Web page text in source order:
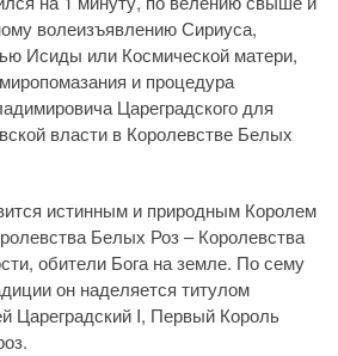
волеизъявлению Сириуса,
Исиды или Космической матери,
и процедура
Цареградскогодля
власти в Королевстве Белых
истинным и природным Королем
Белых Роз – Королевства
обители Бога на земле. По сему
он наделяется титулом
Цареградский I, Первый Король
.